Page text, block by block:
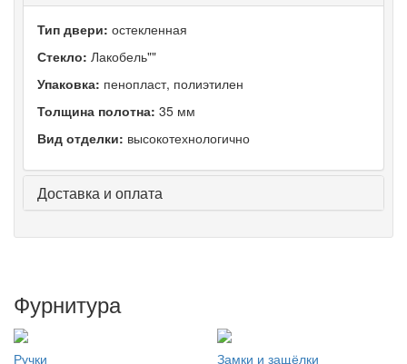
Тип двери: остекленная
Стекло: Лакобель""
Упаковка: пенопласт, полиэтилен
Толщина полотна: 35 мм
Вид отделки: высокотехнологично
Доставка и оплата
Фурнитура
Ручки Замки и защёлки